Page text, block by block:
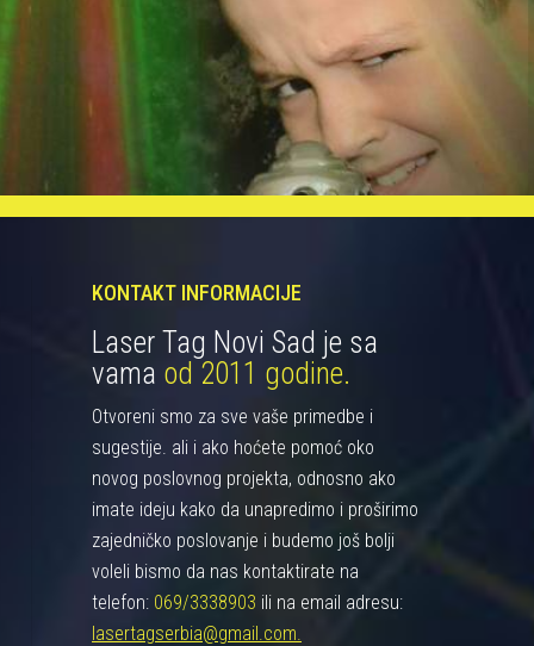
KONTAKT INFORMACIJE
Laser Tag Novi Sad je sa
vama od 2011 godine.
Otvoreni smo za sve vaše primedbe i
sugestije. ali i ako hoćete pomoć oko
novog poslovnog projekta, odnosno ako
imate ideju kako da unapredimo i proširimo
zajedničko poslovanje i budemo još bolji
voleli bismo da nas kontaktirate na
telefon: 069/3338903 ili na email adresu:
lasertagserbia@gmail.com.